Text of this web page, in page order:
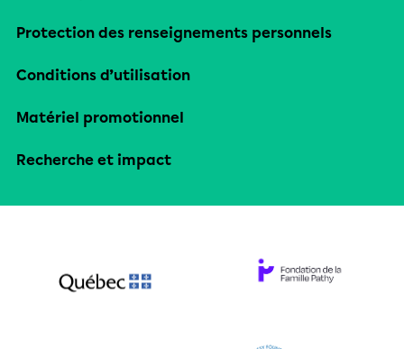
Protection des renseignements personnels
Conditions d’utilisation
Matériel promotionnel
Recherche et impact